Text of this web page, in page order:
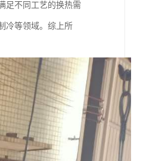
足不同工艺的换热需
冷等领域。综上所